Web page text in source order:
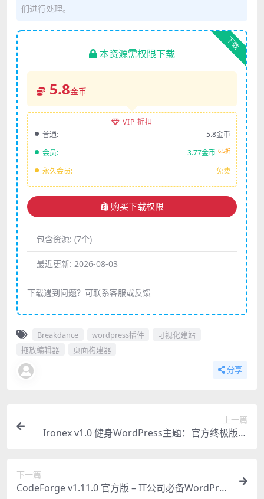
们进行处理。
下载
本资源需权限下载
5.8金币
VIP 折扣
普通:
5.8金币
会员:
3.77金币 6.5折
永久会员: 免费
购买下载权限
包含资源: (7个)
最近更新: 2026-08-03
下载遇到问题？可联系客服或反馈
Breakdance wordpress插件
可视化建站
拖放编辑器
页面构建器
分享
上一篇
Ironex v1.0 健身WordPress主题：官方终极版免
下一篇
CodeForge v1.11.0 官方版 – IT公司必备WordPres